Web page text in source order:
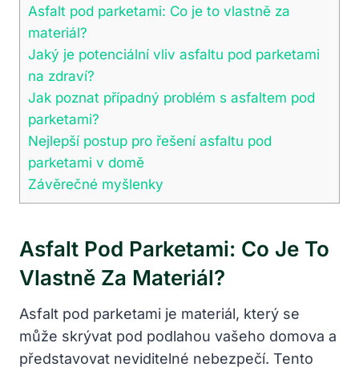
Asfalt pod parketami: Co je to vlastně za
materiál?
Jaký je potenciální vliv asfaltu pod parketami
na zdraví?
Jak poznat případný problém s asfaltem pod
parketami?
Nejlepší postup pro řešení asfaltu pod
parketami v domě
Závěrečné myšlenky
Asfalt Pod Parketami: Co Je To
Vlastně Za Materiál?
Asfalt pod parketami je materiál, který se
může skrývat pod podlahou vašeho domova a
představovat neviditelné nebezpečí. Tento